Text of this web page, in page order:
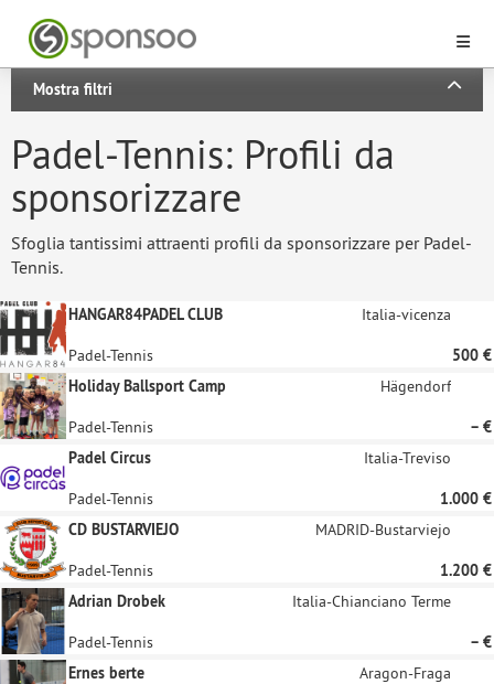
Mostra filtri
Padel-Tennis: Profili da
sponsorizzare
Sfoglia tantissimi attraenti profili da sponsorizzare per Padel-
Tennis.
HANGAR84PADEL CLUB Italia-vicenza
Padel-Tennis
500 €
Holiday Ballsport Camp
Hägendorf
Padel-Tennis
– €
Padel Circus
Italia-Treviso
Padel-Tennis
1.000 €
CD BUSTARVIEJO
MADRID-Bustarviejo
Padel-Tennis
1.200 €
Adrian Drobek
Italia-Chianciano Terme
Padel-Tennis
– €
Ernes berte
Aragon-Fraga